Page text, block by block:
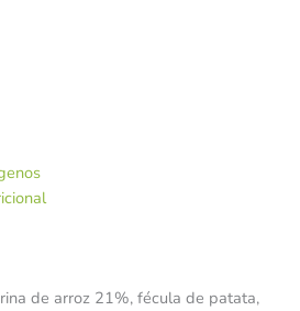
de arroz 21%, fécula de patata,